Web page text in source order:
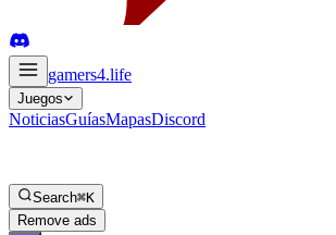
gamers4.life
Juegos
NoticiasGuíasMapasDiscord
Search⌘K
Remove ads